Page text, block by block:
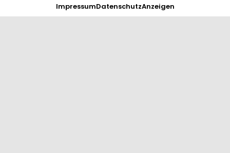
ImpressumDatenschutzAnzeigen